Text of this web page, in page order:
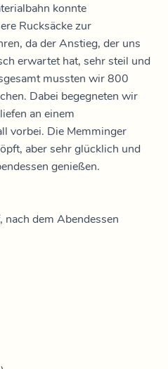
konnte
Rucksäcke zur
da der Anstieg, der uns
erwartet hat, sehr steil und
mussten wir 800
Dabei begegneten wir
an einem
vorbei. Die Memminger
aber sehr glücklich und
genießen.
dem Abendessen